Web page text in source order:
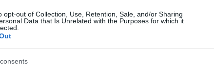
opt-out of Collection, Use, Retention, Sale, and/or Sharing
Data that Is Unrelated with the Purposes for which it
έντονα από ό,τι έχουμε συνηθίσει στις Rolls-
επιβλητική, κάθετη φιλοσοφία